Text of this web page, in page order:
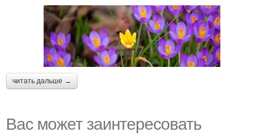
читать дальше →
Вас может заинтересовать